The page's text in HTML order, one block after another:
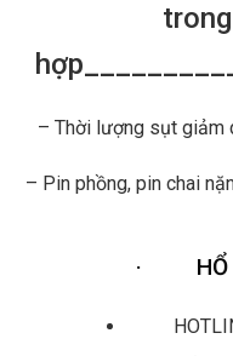
– Thời lượng sụt giảm
– Pin phồng, pin chai
·